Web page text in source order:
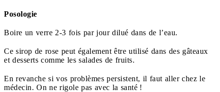
Posologie
Boire un verre 2-3 fois par jour dilué dans de l’eau.
Ce sirop de rose peut également être utilisé dans des gâteaux
et desserts comme les salades de fruits.
En revanche si vos problèmes persistent, il faut aller chez le
médecin. On ne rigole pas avec la santé !